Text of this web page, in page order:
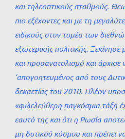
και τηλεοπτικούς σταθμούς.
πιο εξέχοντες και με τη
ειδικούς στον τομέα των
εξωτερικής πολιτικής.
και προσανατολισμό και άρχισε
‘απογοητευμένος από τους
δεκαετίας του 2010. Πλέον
«φιλελεύθερη παγκόσμια τάξη
εαυτό της και ότι η Ρωσία
μη δυτικού κόσμου και πρέπει